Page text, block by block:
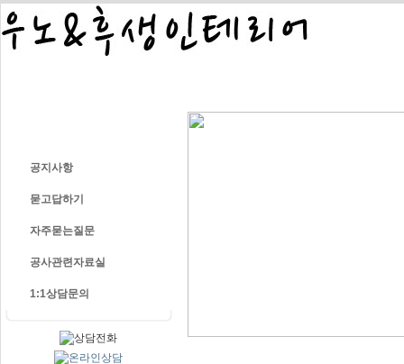
공지사항
묻고답하기
자주묻는질문
공사관련자료실
1:1상담문의